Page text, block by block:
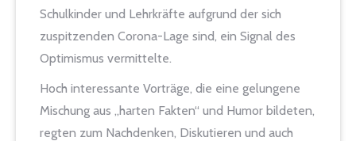
Schulkinder und Lehrkräfte aufgrund der sich
zuspitzenden Corona-Lage sind, ein Signal des
Optimismus vermittelte.
Hoch interessante Vorträge, die eine gelungene
Mischung aus „harten Fakten“ und Humor bildeten,
regten zum Nachdenken, Diskutieren und auch